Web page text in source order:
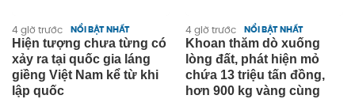
4 giờ trước NỔI BẬT NHẤT
Khoan thăm dò xuống
lòng đất, phát hiện mỏ
chứa 13 triệu tấn đồng,
hơn 900 kg vàng cùng
4 giờ trước NỔI BẬT NHẤT
Tịch thu 13,5 tấn vàng trị
giá 47 nghìn tỷ đồng phủ
kín sàn tại một biệt thự